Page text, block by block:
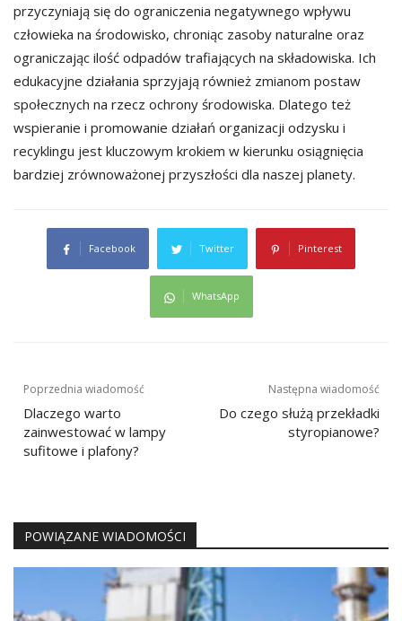
przyczyniają się do ograniczenia negatywnego wpływu
człowieka na środowisko, chroniąc zasoby naturalne oraz
ograniczając ilość odpadów trafiających na składowiska. Ich
edukacyjne działania sprzyjają również zmianom postaw
społecznych na rzecz ochrony środowiska. Dlatego też
wspieranie i promowanie działań organizacji odzysku i
recyklingu jest kluczowym krokiem w kierunku osiągnięcia
bardziej zrównoważonej przyszłości dla naszej planety.
Facebook Twitter Pinterest
WhatsApp
Nawigacja
wpisu
Poprzednia wiadomość
Dlaczego warto
zainwestować w lampy
sufitowe i plafony?
Następna wiadomość
Do czego służą przekładki
styropianowe?
POWIĄZANE WIADOMOŚCI